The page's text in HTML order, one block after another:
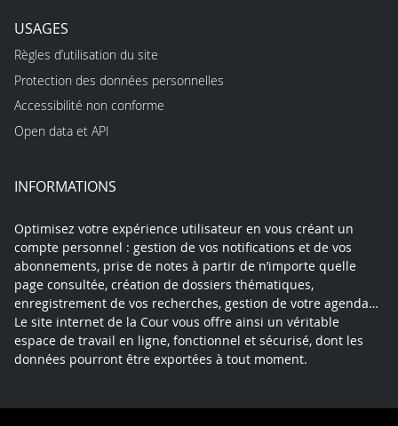
USAGES
Règles d’utilisation du site
Protection des données personnelles
Accessibilité non conforme
Open data et API
INFORMATIONS
Optimisez votre expérience utilisateur en vous créant un
compte personnel : gestion de vos notifications et de vos
abonnements, prise de notes à partir de n’importe quelle
page consultée, création de dossiers thématiques,
enregistrement de vos recherches, gestion de votre agenda…
Le site internet de la Cour vous offre ainsi un véritable
espace de travail en ligne, fonctionnel et sécurisé, dont les
données pourront être exportées à tout moment.